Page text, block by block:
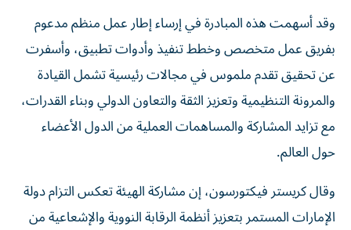
وقد أسهمت هذه المبادرة في إرساء إطار عمل منظم مدعوم
بفريق عمل متخصص وخطط تنفيذ وأدوات تطبيق، وأسفرت
عن تحقيق تقدم ملموس في مجالات رئيسية تشمل القيادة
والمرونة التنظيمية وتعزيز الثقة والتعاون الدولي وبناء القدرات،
مع تزايد المشاركة والمساهمات العملية من الدول الأعضاء
حول العالم.
وقال كريستر فيكتورسون، إن مشاركة الهيئة تعكس التزام دولة
الإمارات المستمر بتعزيز أنظمة الرقابة النووية والإشعاعية من